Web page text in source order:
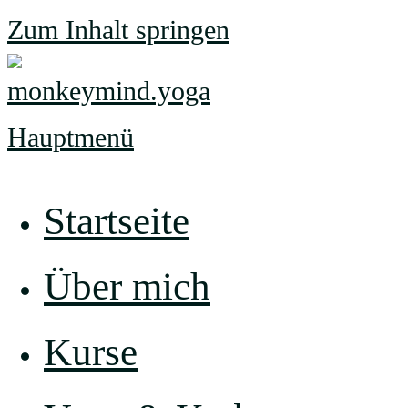
Zum Inhalt springen
Hauptmenü
Startseite
Über mich
Kurse